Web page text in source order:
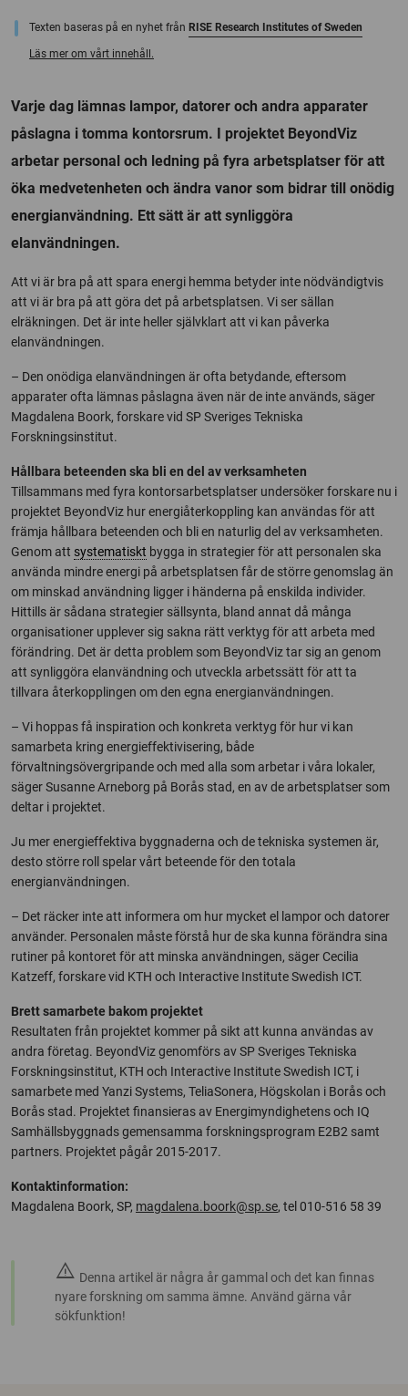
Texten baseras på en nyhet från RISE Research Institutes of Sweden
Läs mer om vårt innehåll.
Varje dag lämnas lampor, datorer och andra apparater
påslagna i tomma kontorsrum. I projektet BeyondViz
arbetar personal och ledning på fyra arbetsplatser för att
öka medvetenheten och ändra vanor som bidrar till onödig
energianvändning. Ett sätt är att synliggöra
elanvändningen.
Att vi är bra på att spara energi hemma betyder inte nödvändigtvis
att vi är bra på att göra det på arbetsplatsen. Vi ser sällan
elräkningen. Det är inte heller självklart att vi kan påverka
elanvändningen.
– Den onödiga elanvändningen är ofta betydande, eftersom
apparater ofta lämnas påslagna även när de inte används, säger
Magdalena Boork, forskare vid SP Sveriges Tekniska
Forskningsinstitut.
Hållbara beteenden ska bli en del av verksamheten
Tillsammans med fyra kontorsarbetsplatser undersöker forskare nu i
projektet BeyondViz hur energiåterkoppling kan användas för att
främja hållbara beteenden och bli en naturlig del av verksamheten.
Genom att systematiskt bygga in strategier för att personalen ska
använda mindre energi på arbetsplatsen får de större genomslag än
om minskad användning ligger i händerna på enskilda individer.
Hittills är sådana strategier sällsynta, bland annat då många
organisationer upplever sig sakna rätt verktyg för att arbeta med
förändring. Det är detta problem som BeyondViz tar sig an genom
att synliggöra elanvändning och utveckla arbetssätt för att ta
tillvara återkopplingen om den egna energianvändningen.
– Vi hoppas få inspiration och konkreta verktyg för hur vi kan
samarbeta kring energieffektivisering, både
förvaltningsövergripande och med alla som arbetar i våra lokaler,
säger Susanne Arneborg på Borås stad, en av de arbetsplatser som
deltar i projektet.
Ju mer energieffektiva byggnaderna och de tekniska systemen är,
desto större roll spelar vårt beteende för den totala
energianvändningen.
– Det räcker inte att informera om hur mycket el lampor och datorer
använder. Personalen måste förstå hur de ska kunna förändra sina
rutiner på kontoret för att minska användningen, säger Cecilia
Katzeff, forskare vid KTH och Interactive Institute Swedish ICT.
Brett samarbete bakom projektet
Resultaten från projektet kommer på sikt att kunna användas av
andra företag. BeyondViz genomförs av SP Sveriges Tekniska
Forskningsinstitut, KTH och Interactive Institute Swedish ICT, i
samarbete med Yanzi Systems, TeliaSonera, Högskolan i Borås och
Borås stad. Projektet finansieras av Energimyndighetens och IQ
Samhällsbyggnads gemensamma forskningsprogram E2B2 samt
partners. Projektet pågår 2015-2017.
Kontaktinformation:
Magdalena Boork, SP, magdalena.boork@sp.se, tel 010-516 58 39
warning Denna artikel är några år gammal och det kan finnas
nyare forskning om samma ämne. Använd gärna vår
sökfunktion!